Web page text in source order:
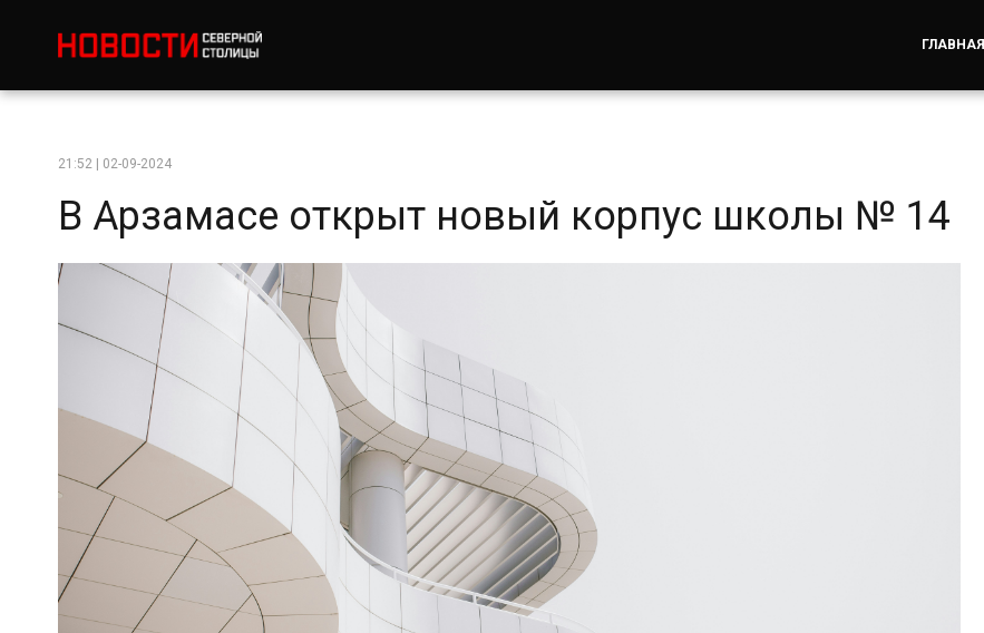
ГЛАВНАЯ
21:52 | 02-09-2024
В Арзамасе открыт новый корпус школы № 14